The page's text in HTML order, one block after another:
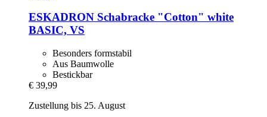
ESKADRON Schabracke "Cotton" white
BASIC, VS
Besonders formstabil
Aus Baumwolle
Bestickbar
€ 39,99
Zustellung bis 25. August